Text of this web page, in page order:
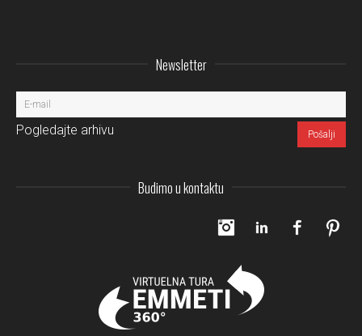
Newsletter
Pogledajte arhivu
Budimo u kontaktu
InstagramLinkedIn